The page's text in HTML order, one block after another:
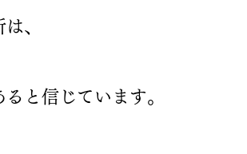
、
と信じています。